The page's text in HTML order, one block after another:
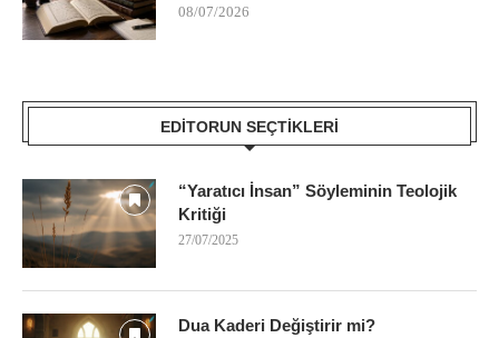
08/07/2026
EDITORUN SEÇTIKLERI
“Yaratıcı İnsan” Söyleminin Teolojik
Kritiği
27/07/2025
Dua Kaderi Değiştirir mi?